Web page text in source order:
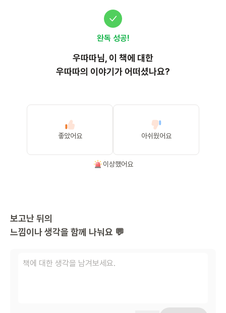
완독 성공!
우따따님, 이 책에 대한
우따따의 이야기가 어떠셨나요?
좋았어요 아쉬웠어요
이상했어요
보고난 뒤의
느낌이나 생각을 함께 나눠요 💬